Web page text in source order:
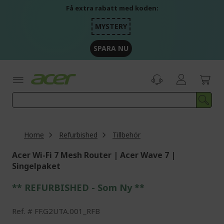
Få extra rabatt med koden:
MYSTERY
SPARA NU
Home Refurbished Tillbehör
Acer Wi-Fi 7 Mesh Router | Acer Wave 7 |
Singelpaket
** REFURBISHED - Som Ny **
Ref. FF.G2UTA.001_RFB